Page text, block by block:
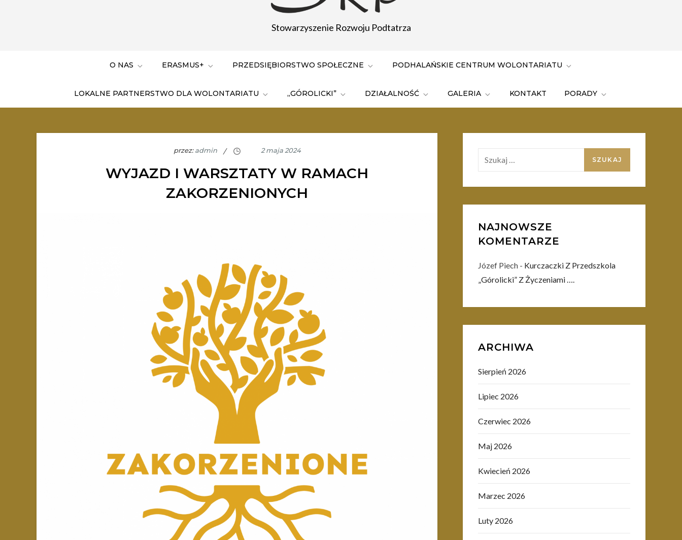
Stowarzyszenie Rozwoju Podtatrza
O NAS ERASMUS+ PRZEDSIĘBIORSTWO SPOŁECZNE PODHALAŃSKIE CENTRUM WOLONTARIATU
LOKALNE PARTNERSTWO DLA WOLONTARIATU „GÓROLICKI” DZIAŁALNOŚĆ GALERIA KONTAKT PORADY
przez:admin
WYJAZD I WARSZTATY W RAMACH
ZAKORZENIONYCH
NAJNOWSZE
KOMENTARZE
Józef Piech - Kurczaczki Z Przedszkola
„Górolicki” Z Życzeniami ….
ARCHIWA
Sierpień 2026
Lipiec 2026
Czerwiec 2026
Maj 2026
Kwiecień 2026
Marzec 2026
Luty 2026